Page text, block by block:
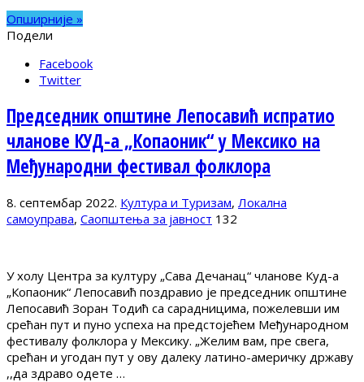
Опширније »
Подели
Facebook
Twitter
Председник општине Лепосавић испратио
чланове КУД-а „Копаоник“ у Мексико на
Међународни фестивал фолклора
8. септембар 2022. Култура и Туризам, Локална
самоуправа, Саопштења за јавност 132
У холу Центра за културу „Сава Дечанац“ чланове Куд-а
„Копаоник“ Лепосавић поздравио је председник општине
Лепосавић Зоран Тодић са сарадницима, пожелевши им
срећан пут и пуно успеха на предстојећем Међународном
фестивалу фолклора у Мексику. „Желим вам, пре свега,
срећан и угодан пут у ову далеку латино-америчку државу
,,да здраво одете …